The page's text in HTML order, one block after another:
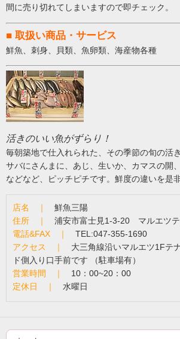
間に売り切れてしまいますので即チェック。
■ 取扱い商品・サービス
鮮魚、刺身、貝類、魚卵類、海産物各種
活きのいい魚がずらり！
毎朝築地で仕入れられた、その季節の旬の活
サバにさんまに、あじ、生いか、カマスの開
などなど、ピッチピチです。鮮度の違いを是
店名 ｜
鮮魚三陽
住所 ｜
浦安市富士見1-3-20 マルエツテ
電話&FAX ｜
TEL:047-355-1690
アクセス ｜
大三角線沿いマルエツ1Fテ
ド側入り口手前です （駐車場有）
営業時間 ｜
10：00~20：00
定休日 ｜
水曜日